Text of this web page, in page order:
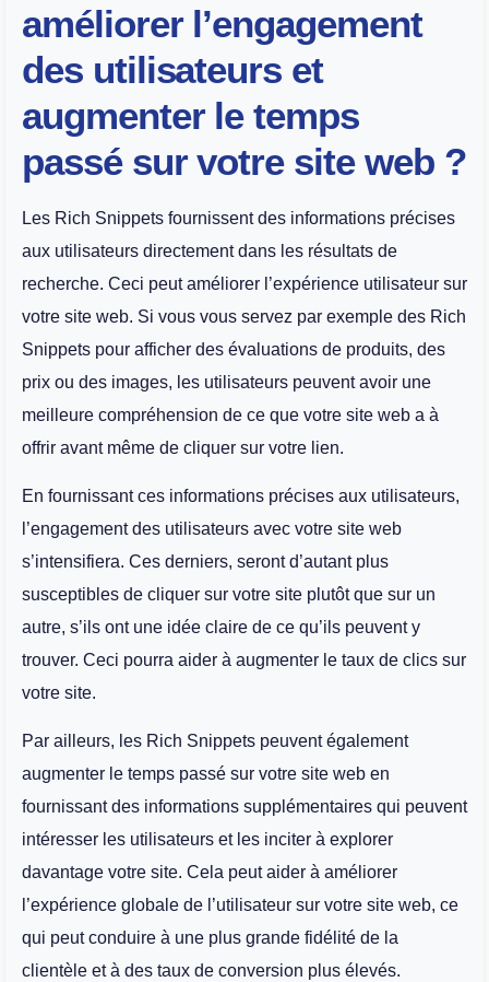
améliorer l’engagement
des utilisateurs et
augmenter le temps
passé sur votre site web ?
Les Rich Snippets fournissent des informations précises
aux utilisateurs directement dans les résultats de
recherche. Ceci peut améliorer l’expérience utilisateur sur
votre site web. Si vous vous servez par exemple des Rich
Snippets pour afficher des évaluations de produits, des
prix ou des images, les utilisateurs peuvent avoir une
meilleure compréhension de ce que votre site web a à
offrir avant même de cliquer sur votre lien.
En fournissant ces informations précises aux utilisateurs,
l’engagement des utilisateurs avec votre site web
s’intensifiera. Ces derniers, seront d’autant plus
susceptibles de cliquer sur votre site plutôt que sur un
autre, s’ils ont une idée claire de ce qu’ils peuvent y
trouver. Ceci pourra aider à augmenter le taux de clics sur
votre site.
Par ailleurs, les Rich Snippets peuvent également
augmenter le temps passé sur votre site web en
fournissant des informations supplémentaires qui peuvent
intéresser les utilisateurs et les inciter à explorer
davantage votre site. Cela peut aider à améliorer
l’expérience globale de l’utilisateur sur votre site web, ce
qui peut conduire à une plus grande fidélité de la
clientèle et à des taux de conversion plus élevés.